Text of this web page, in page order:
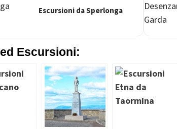
Escursioni da Sperlonga
Escursioni: